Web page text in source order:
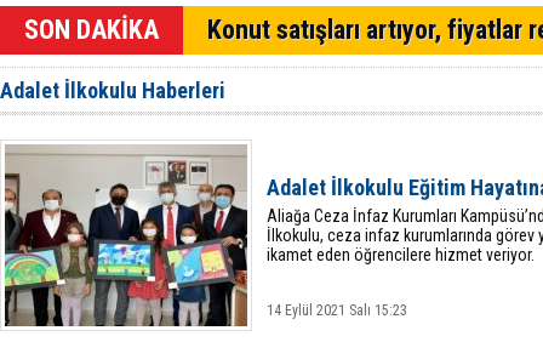
Furkan
Chp
Trafiği
Aliağa'daki
Chp
SON DAKİKA Konut satışları artıyor, fiyatlar
Adalet İlkokulu Haberleri
Adalet İlkokulu Eğitim
Aliağa Ceza İnfaz Kurumları
İlkokulu, ceza infaz kurumlarında
ikamet eden öğrencilere hizmet veriyor.
14 Eylül 2021 Salı 15:23